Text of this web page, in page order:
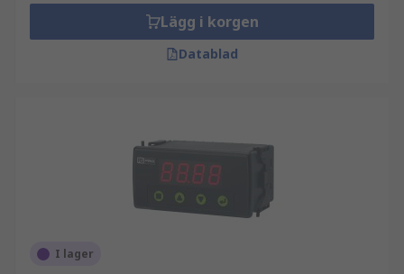
Lägg i korgen
Datablad
I lager